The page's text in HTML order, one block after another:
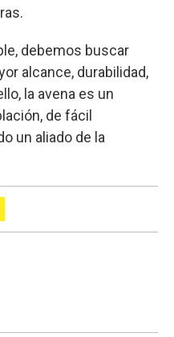
debemos buscar
alcance, durabilidad,
la avena es un
de fácil
un aliado de la